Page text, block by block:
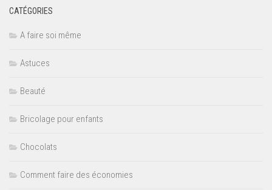
CATÉGORIES
A faire soi même
Astuces
Beauté
Bricolage pour enfants
Chocolats
Comment faire des économies